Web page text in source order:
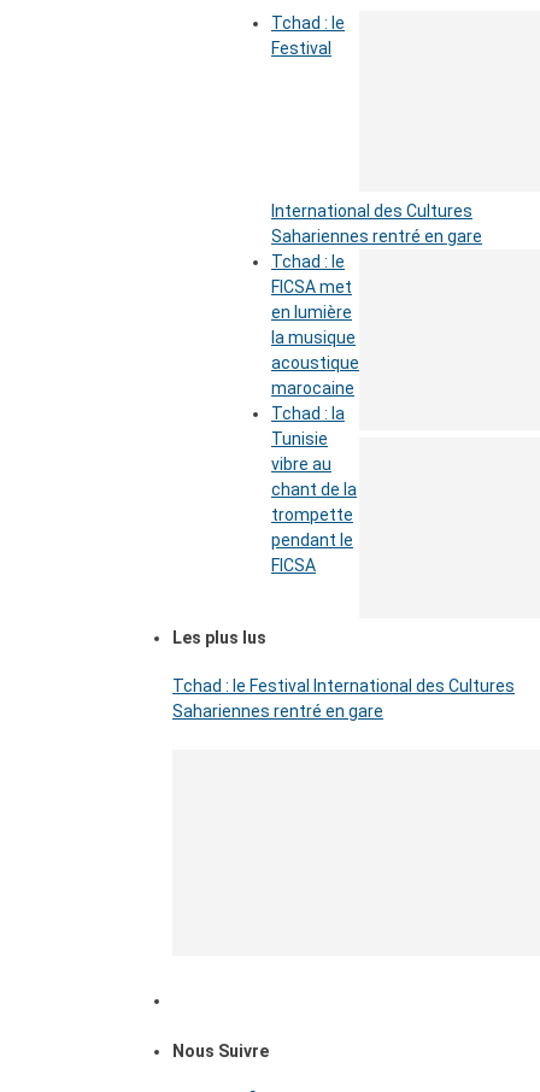
Tchad : le
Festival
International des Cultures
Sahariennes rentré en gare
Tchad : le
FICSA met
en lumière
la musique
acoustique
marocaine
Tchad : la
Tunisie
vibre au
chant de la
trompette
pendant le
FICSA
Les plus lus
Tchad : le Festival International des Cultures
Sahariennes rentré en gare
Nous Suivre